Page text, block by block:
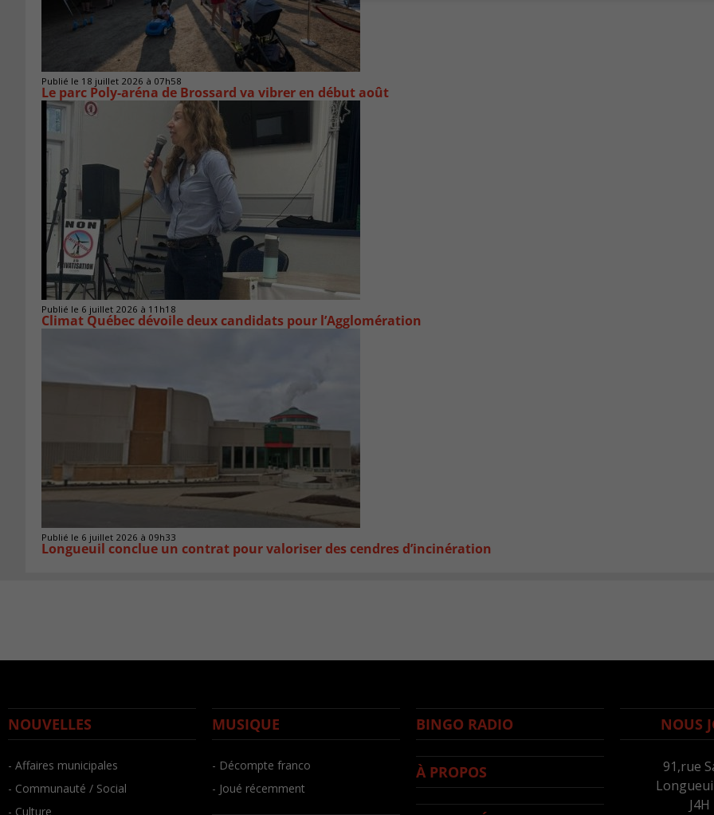
Publié le 18 juillet 2026 à 07h58
Le parc Poly-aréna de Brossard va vibrer en début août
Publié le 6 juillet 2026 à 11h18
Climat Québec dévoile deux candidats pour l’Agglomération
Publié le 6 juillet 2026 à 09h33
Longueuil conclue un contrat pour valoriser des cendres d’incinération
NOUVELLES
- Affaires municipales
- Communauté / Social
- Culture
MUSIQUE
- Décompte franco
- Joué récemment
BINGO RADIO
À PROPOS
NOUS
91,rue